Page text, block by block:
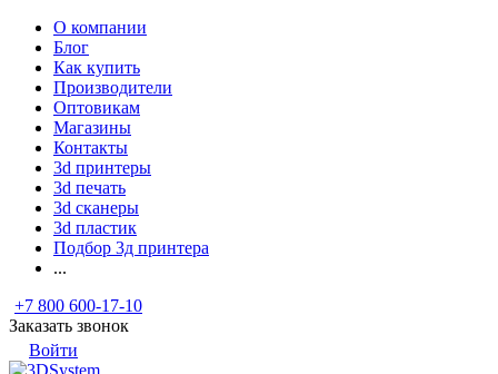
О компании
Блог
Как купить
Производители
Оптовикам
Магазины
Контакты
3d принтеры
3d печать
3d сканеры
3d пластик
Подбор 3д принтера
...
+7 800 600-17-10
Заказать звонок
Войти